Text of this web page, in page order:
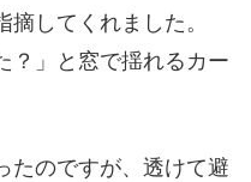
してくれました。
？」と窓で揺れるカー
たのですが、透けて避